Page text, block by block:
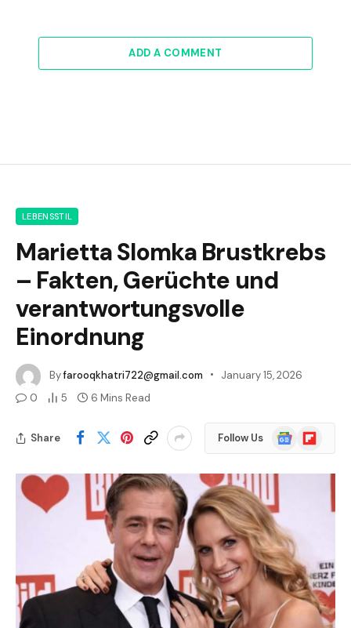
ADD A COMMENT
LEBENSSTIL
Marietta Slomka Brustkrebs
– Fakten, Gerüchte und
verantwortungsvolle
Einordnung
Byfarooqkhatri722@gmail.com
January 15, 2026
0
5 6 Mins Read
Share Follow Us
Google
News
Flipboard